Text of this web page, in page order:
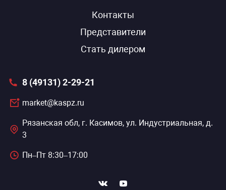
Контакты
Представители
Стать дилером
8 (49131) 2-29-21
market@kaspz.ru
Рязанская обл, г. Касимов, ул. Индустриальная, д.
3
Пн–Пт 8:30–17:00